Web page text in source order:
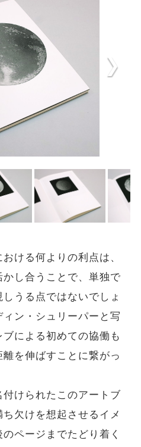
ける何よりの利点は、
し合うことで、単独で
うる点ではないでしょ
ン・シュリーパーと写
による初めての協働も
を伸ばすことに繋がっ
付けられたこのアートブ
欠けを想起させるイメ
ページまでたどり着く